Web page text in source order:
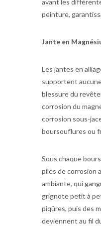
avant les
peinture,
Jante en
Les jantes en
supportent
blessure du
corrosion du
corrosion sous-
boursouflures ou
Sous chaque
piles de corrosion
ambiante, qui
grignote petit à
piqûres, puis des
deviennent au fil